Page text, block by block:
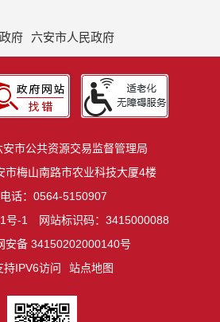
府 六安市人民政府
安市公共资源交易监督管理局
市梅山南路市农业科技大厦4楼
话：0564-5150907
号-1
网站标识码：3415000088
安备 34150202000140号
持IPV6访问
站点地图